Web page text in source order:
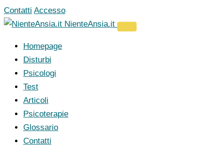
Vai
al
Contatti Accesso
NienteAnsia.it
Homepage
Disturbi
Psicologi
Test
Articoli
Psicoterapie
Glossario
Contatti